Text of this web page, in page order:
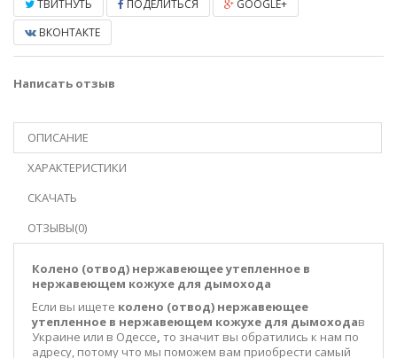
ТВИТНУТЬ ПОДЕЛИТЬСЯ
GOOGLE+
ВКОНТАКТЕ
Написать отзыв
ОПИСАНИЕ
ХАРАКТЕРИСТИКИ
СКАЧАТЬ
ОТЗЫВЫ(0)
Колено (отвод) нержавеющее утепленное в
нержавеющем кожухе для дымохода
Если вы ищете колено (отвод) нержавеющее
утепленное в нержавеющем кожухе для дымоходав
Украине или в Одессе, то значит вы обратились к нам по
адресу, потому что мы поможем вам приобрести самый